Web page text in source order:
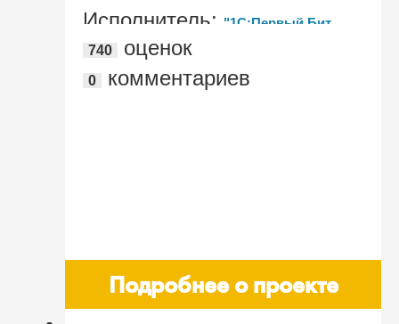
Исполнитель: "1С:Первый Бит,
Воронеж"
740 оценок
0 комментариев
Подробнее о проекте